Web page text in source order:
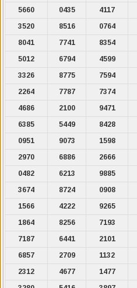
5660
0435 4117
3520
8516 0764
8041
7741 8354
5012
6794 4599
3326
8775 7594
2264
7787 7374
4686
2100 9471
6385
5449 8428
0951
9073 1598
2970
6886 2666
0482
6213 9885
3674
8724 0908
1566
4222 9265
1864
8256 7193
7187
6441 2101
6857
2709 1132
2312
4677 1477